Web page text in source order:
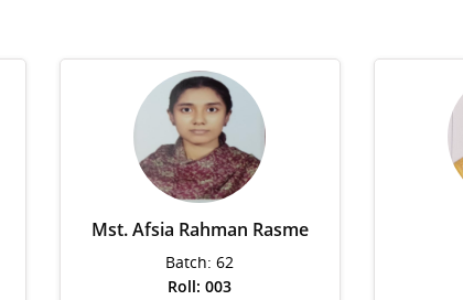
Mst. Afsia Rahman Rasme
Batch: 62
Roll: 003